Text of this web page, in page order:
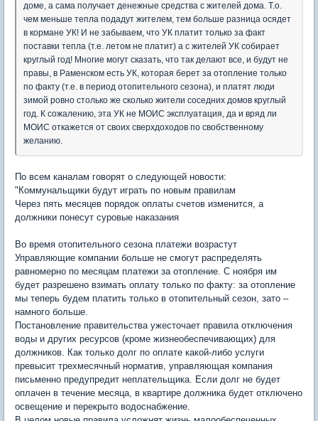
доме, а сама получает денежные средства с жителей дома. Т.о.
чем меньше тепла подадут жителем, тем больше разница осядет
в кормане УК! И не забываем, что УК платит только за факт
поставки тепла (т.е. летом не платит) а с жителей УК собирает
круглый год! Многие могут сказать, что так делают все, и будут не
правы, в Раменском есть УК, которая берет за отопление только
по факту (т.е. в период отопительного сезона), и платят люди
зимой ровно столько же сколько жители соседних домов круглый
год. К сожалению, эта УК не МОИС эксплуатация, да и вряд ли
МОИС откажется от своих сверхдоходов по свобственному
желанию.
По всем каналам говорят о следующей новости:
"Коммунальщики будут играть по новым правилам
Через пять месяцев порядок оплаты счетов изменится, а
должники понесут суровые наказания
Во время отопительного сезона платежи возрастут
Управляющие компании больше не смогут распределять
равномерно по месяцам платежи за отопление. С ноября им
будет разрешено взимать оплату только по факту: за отопление
мы теперь будем платить только в отопительный сезон, зато –
намного больше.
Постановление правительства ужесточает правила отключения
воды и других ресурсов (кроме жизнеобеспечивающих) для
должников. Как только долг по оплате какой-либо услуги
превысит трехмесячный норматив, управляющая компания
письменно предупредит неплательщика. Если долг не будет
оплачен в течение месяца, в квартире должника будет отключено
освещение и перекрыто водоснабжение.